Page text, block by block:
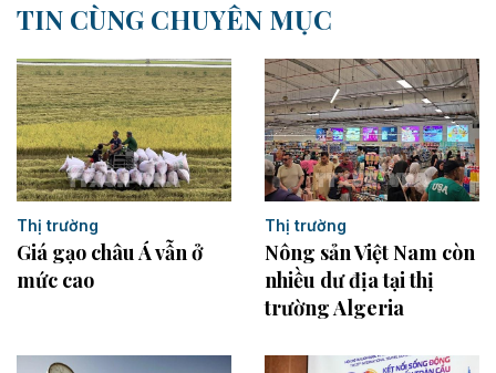
TIN CÙNG CHUYÊN MỤC
Thị trường
Giá gạo châu Á vẫn ở
mức cao
Thị trường
Nông sản Việt Nam còn
nhiều dư địa tại thị
trường Algeria